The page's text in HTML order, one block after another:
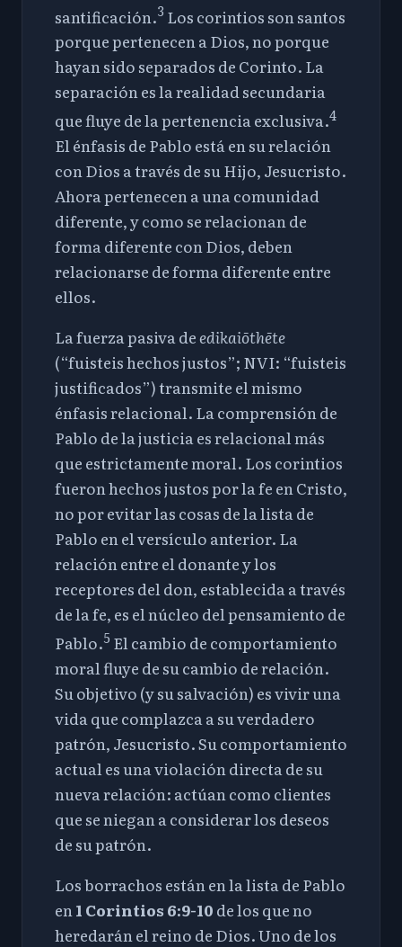
santificación.3 Los corintios son santos
porque pertenecen a Dios, no porque
hayan sido separados de Corinto. La
separación es la realidad secundaria
que fluye de la pertenencia exclusiva.4
El énfasis de Pablo está en su relación
con Dios a través de su Hijo, Jesucristo.
Ahora pertenecen a una comunidad
diferente, y como se relacionan de
forma diferente con Dios, deben
relacionarse de forma diferente entre
ellos.
La fuerza pasiva deedikaiōthēte
(“fuisteis hechos justos”; NVI: “fuisteis
justificados”) transmite el mismo
énfasis relacional. La comprensión de
Pablo de la justicia es relacional más
que estrictamente moral. Los corintios
fueron hechos justos por la fe en Cristo,
no por evitar las cosas de la lista de
Pablo en el versículo anterior. La
relación entre el donante y los
receptores del don, establecida a través
de la fe, es el núcleo del pensamiento de
Pablo.5 El cambio de comportamiento
moral fluye de su cambio de relación.
Su objetivo (y su salvación) es vivir una
vida que complazca a su verdadero
patrón, Jesucristo. Su comportamiento
actual es una violación directa de su
nueva relación: actúan como clientes
que se niegan a considerar los deseos
de su patrón.
Los borrachos están en la lista de Pablo
en 1 Corintios 6:9-10 de los que no
heredarán el reino de Dios. Uno de los